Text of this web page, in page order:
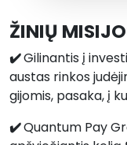
ŽINIŲ
✔️Gilinantis į
austas rinkos
gijomis, pasaka, į
✔️Quantum Pay